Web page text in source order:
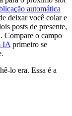
automática
deixar você colar e
posts de presente,
Compare o campo
IA primeiro se
lo era. Essa é a